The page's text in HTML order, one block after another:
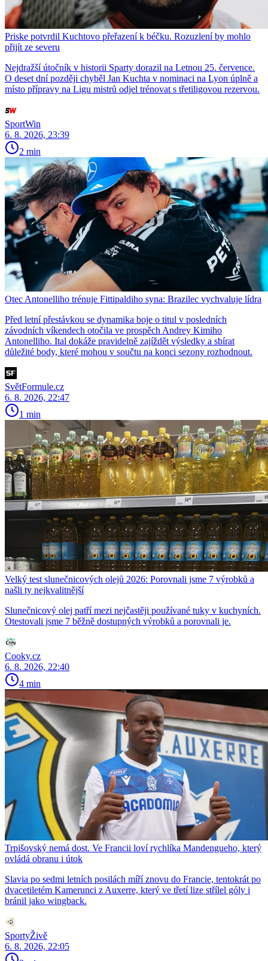
Priske potvrdil Kuchtovo přeřazení k béčku. Rozuzlení by mohlo
přijít ze severu
Nejdražší útočník v historii Sparty dorazil na Letnou 25. července.
O deset dní později chyběl Jan Kuchta v nominaci na Lyon úplně a
místo přípravy na Ligu mistrů odjel trénovat s třetiligovou rezervou.
SportWin
6. 8. 2026, 23:39
2 min
Otec Antonelliho trénuje Fittipaldiho syna: Brazilec vychvaluje lídra
Před letní přestávkou se dynamika boje o titul v posledních
závodních víkendech otočila ve prospěch Andrey Kimiho
Antonelliho. Ital dokáže pravidelně zajíždět výsledky a sbírat
důležité body, které mohou v součtu na konci sezony rozhodnout.
SvětFormule.cz
6. 8. 2026, 22:47
1 min
Velký test slunečnicových olejů 2026: Porovnali jsme 7 výrobků a
našli ty nejkvalitnější
Slunečnicový olej patří mezi nejčastěji používané tuky v kuchyních.
Otestovali jsme 7 běžně dostupných výrobků a porovnali je.
Cooky.cz
6. 8. 2026, 22:40
4 min
Trpišovský nemá dost. Ve Francii loví rychlíka Mandengueho, který
ovládá obranu i útok
Slavia po sedmi letních posilách míří znovu do Francie, tentokrát po
dvacetiletém Kamerunci z Auxerre, který ve třetí lize střílel góly i
bránil jako wingback.
SportyŽivě
6. 8. 2026, 22:05